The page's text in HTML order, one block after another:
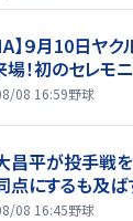
】９月10日ヤ
場！初のセレモ
08 16:59野球
昌平が投手戦
点にするも及ば
08 16:45野球